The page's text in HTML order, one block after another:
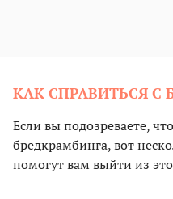
КАК СПРАВИТЬСЯ С
Если вы подозреваете,
бредкрамбинга, вот
помогут вам выйти из